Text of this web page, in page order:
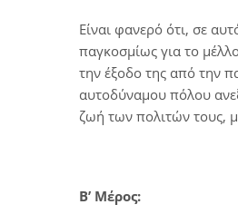
Είναι φανερό ότι, σε
παγκοσμίως για το
την έξοδο της από την
αυτοδύναμου πόλου
ζωή των πολιτών τους,
Β’ Μέρος: